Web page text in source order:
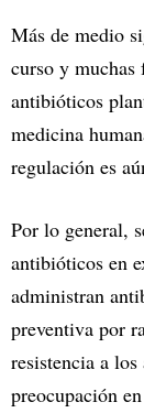
Más de medio
curso y muchas
antibióticos
medicina
regulación es
Por lo general,
antibióticos en
administran
preventiva por
resistencia a
preocupación